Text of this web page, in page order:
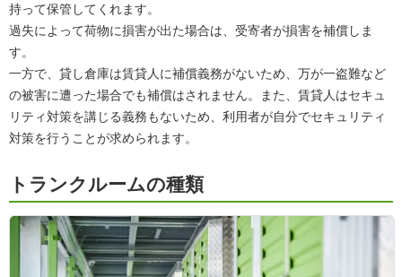
持って保管してくれます。
過失によって荷物に損害が出た場合は、受寄者が損害を補償しま
す。
一方で、貸し倉庫は賃貸人に補償義務がないため、万が一盗難など
の被害に遭った場合でも補償はされません。また、賃貸人はセキュ
リティ対策を講じる義務もないため、利用者が自分でセキュリティ
対策を行うことが求められます。
トランクルームの種類